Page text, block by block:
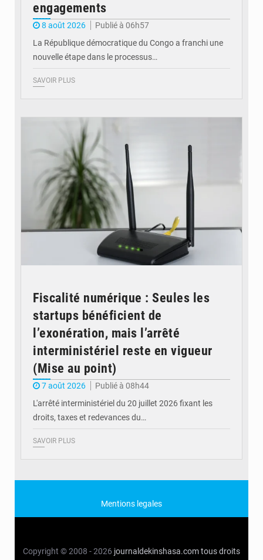
engagements
8 août 2026
Publié à 06h57
La République démocratique du Congo a franchi une
nouvelle étape dans le processus…
SAVOIR PLUS
Fiscalité numérique : Seules les
startups bénéficient de
l’exonération, mais l’arrêté
interministériel reste en vigueur
(Mise au point)
7 août 2026
Publié à 08h44
L'arrêté interministériel du 20 juillet 2026 fixant les
droits, taxes et redevances du…
SAVOIR PLUS
Mentions legales
Copyright © 2008 - 2026 journaldekinshasa.comtous droits